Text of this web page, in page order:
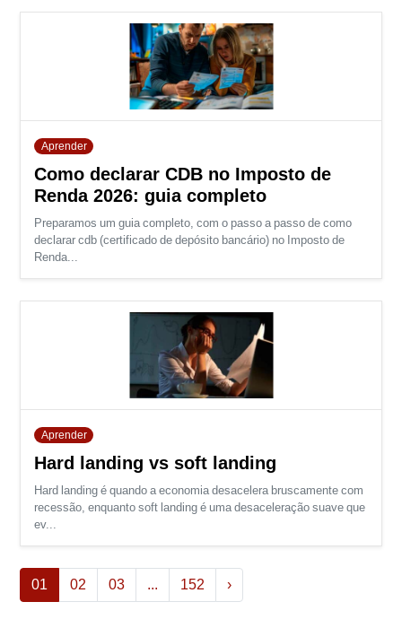
Aprender
Como declarar CDB no Imposto de
Renda 2026: guia completo
Preparamos um guia completo, com o passo a passo de como
declarar cdb (certificado de depósito bancário) no Imposto de
Renda...
Aprender
Hard landing vs soft landing
Hard landing é quando a economia desacelera bruscamente com
recessão, enquanto soft landing é uma desaceleração suave que
ev...
01(atual)
02 03 ... 152 ›